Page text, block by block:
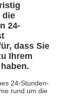
die
24-
dass Sie
Ihrem
24-Stunden-
rund um die